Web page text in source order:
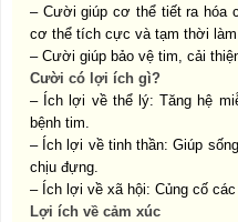
– Cười giúp cơ thể tiết ra hóa
cơ thể tích cực và tạm thời
– Cười giúp bảo vệ tim, cải
Cười có lợi ích gì?
– Ích lợi về thể lý: Tăng hệ
bệnh tim.
– Ích lợi về tinh thần: Giúp
chịu đựng.
– Ích lợi về xã hội: Củng cố
Lợi ích về cảm xúc